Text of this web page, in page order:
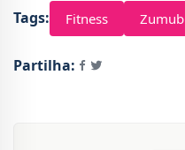
Tags: Fitness Zumub
Partilha: